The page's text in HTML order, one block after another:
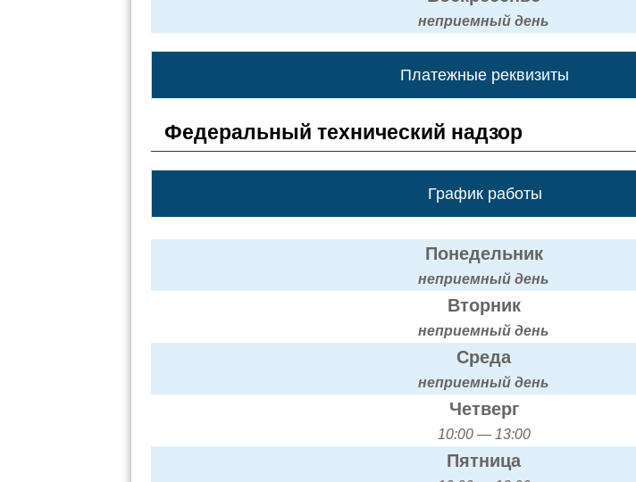
неприемный день
Платежные реквизиты
Федеральный технический надзор
График работы
Понедельник
неприемный день
Вторник
неприемный день
Среда
неприемный день
Четверг
10:00 — 13:00
Пятница